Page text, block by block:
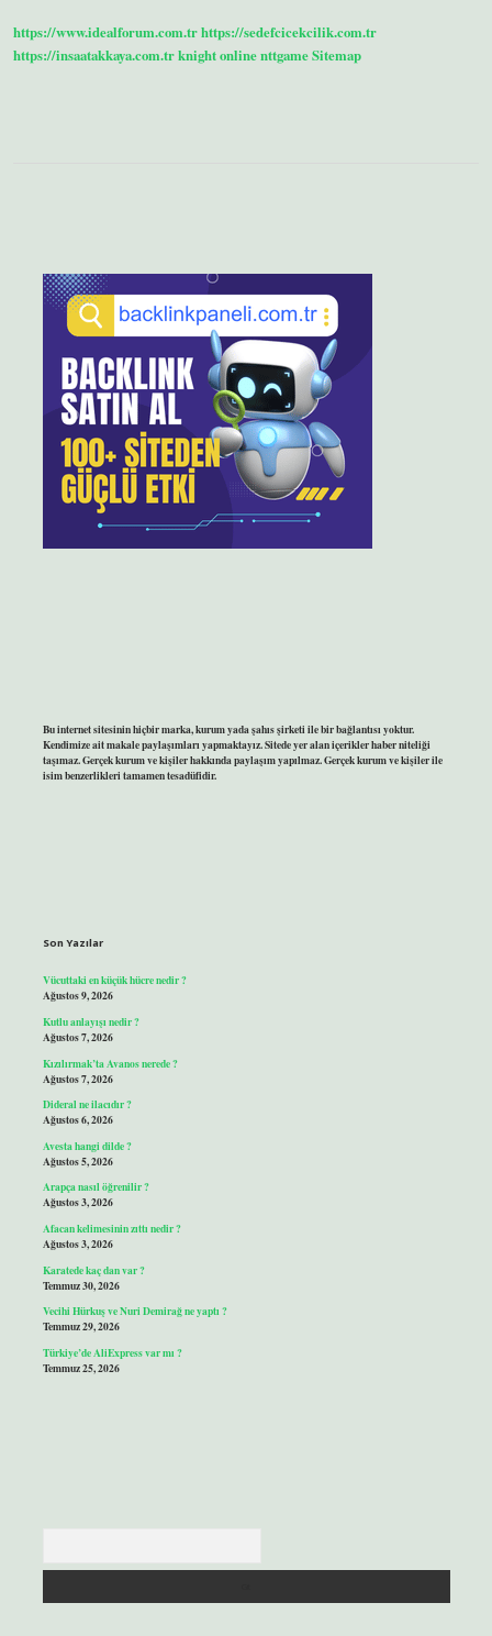
https://www.idealforum.com.trhttps://sedefcicekcilik.com.tr
https://insaatakkaya.com.trknight onlinenttgameSitemap
Bu internet sitesinin hiçbir marka, kurum yada şahıs şirketi ile bir bağlantısı yoktur.
Kendimize ait makale paylaşımları yapmaktayız. Sitede yer alan içerikler haber niteliği
taşımaz. Gerçek kurum ve kişiler hakkında paylaşım yapılmaz. Gerçek kurum ve kişiler ile
isim benzerlikleri tamamen tesadüfidir.
Son Yazılar
Vücuttaki en küçük hücre nedir ?
Ağustos 9, 2026
Kutlu anlayışı nedir ?
Ağustos 7, 2026
Kızılırmak’ta Avanos nerede ?
Ağustos 7, 2026
Dideral ne ilacıdır ?
Ağustos 6, 2026
Avesta hangi dilde ?
Ağustos 5, 2026
Arapça nasıl öğrenilir ?
Ağustos 3, 2026
Afacan kelimesinin zıttı nedir ?
Ağustos 3, 2026
Karatede kaç dan var ?
Temmuz 30, 2026
Vecihi Hürkuş ve Nuri Demirağ ne yaptı ?
Temmuz 29, 2026
Türkiye’de AliExpress var mı ?
Temmuz 25, 2026